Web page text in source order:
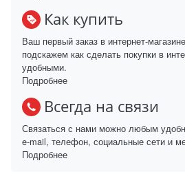
Как купить
Ваш первый заказ в интернет-
подскажем как сделать покупки в
удобными.
Подробнее
Всегда на связи
Связаться с нами можно любым
e-mail, телефон, социальные сети и
Подробнее